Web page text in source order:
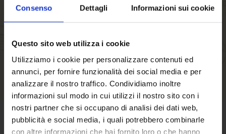
Consenso Dettagli Informazioni sui cookie
Questo sito web utilizza i cookie
Utilizziamo i cookie per personalizzare contenuti ed
annunci, per fornire funzionalità dei social media e per
analizzare il nostro traffico. Condividiamo inoltre
informazioni sul modo in cui utilizzi il nostro sito con i
nostri partner che si occupano di analisi dei dati web,
pubblicità e social media, i quali potrebbero combinarle
con altre informazioni che hai fornito loro o che hanno
Ich erkläre, dass ich die Datenschutzbestimmungen gemäß Artikel 13
GDPR 679/16 gelesen und akzeptiert habe.
hierbei handelt es sich um ein pflichtfeld
Anfrage senden
GESCHÄFTSBEDINGUNGEN